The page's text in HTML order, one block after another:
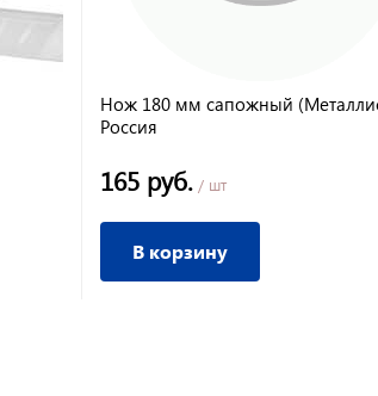
Нож 180 мм сапожный
Россия
165 руб. / шт
В корзину